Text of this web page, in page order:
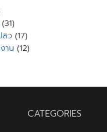
3131
products
ลิว 1717
products
าน 1212
CATEGORIES